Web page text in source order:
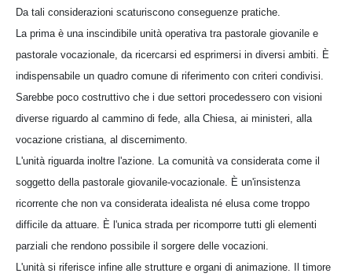
Da tali considerazioni scaturiscono conseguenze pratiche.
La prima è una inscindibile unità operativa tra pastorale giovanile e
pastorale vocazionale, da ricercarsi ed esprimersi in diversi ambiti. È
indispensabile un quadro comune di riferimento con criteri condivisi.
Sarebbe poco costruttivo che i due settori procedessero con visioni
diverse riguardo al cammino di fede, alla Chiesa, ai ministeri, alla
vocazione cristiana, al discernimento.
L'unità riguarda inoltre l'azione. La comunità va considerata come il
soggetto della pastorale giovanile-vocazionale. È un'insistenza
ricorrente che non va considerata idealista né elusa come troppo
difficile da attuare. È l'unica strada per ricomporre tutti gli elementi
parziali che rendono possibile il sorgere delle vocazioni.
L'unità si riferisce infine alle strutture e organi di animazione. Il timore